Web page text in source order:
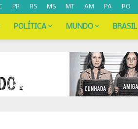
PR RS MS MT AM PA RO
POLÍTICA MUNDO BRASIL